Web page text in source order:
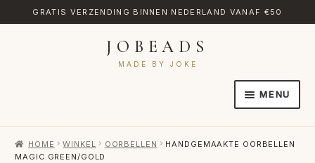
GRATIS VERZENDING BINNEN NEDERLAND VANAF €50
JOBEADS
MADE BY JOKE
MENU
AFREKENEN
HOME WINKEL OORBELLEN
HANDGEMAAKTE OORBELLEN
MAGIC GREEN/GOLD